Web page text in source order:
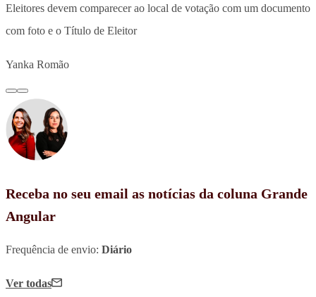
Eleitores devem comparecer ao local de votação com um documento
com foto e o Título de Eleitor
Yanka Romão
Receba no seu email as notícias da coluna Grande
Angular
Frequência de envio: Diário
Ver todas